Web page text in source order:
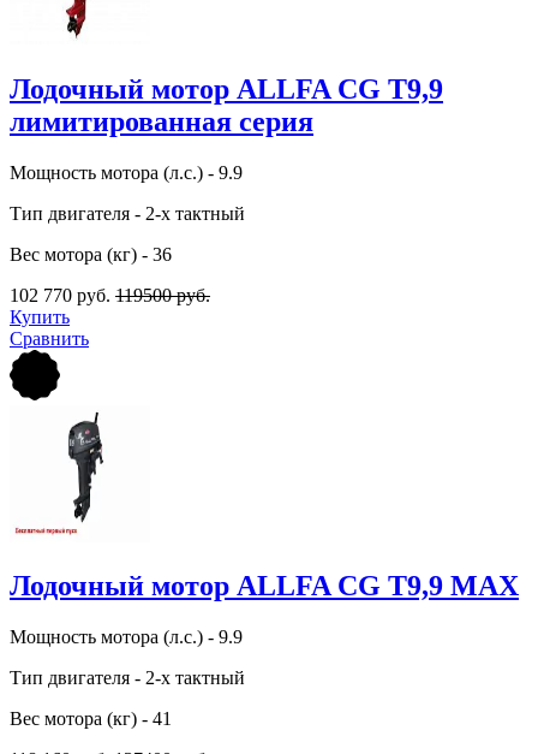
Лодочный мотор ALLFA CG T9,9
лимитированная серия
Мощность мотора (л.с.) - 9.9
Тип двигателя - 2-х тактный
Вес мотора (кг) - 36
102 770 руб. 119500 руб.
Купить
Сравнить
Лодочный мотор ALLFA CG Т9,9 MAX
Мощность мотора (л.с.) - 9.9
Тип двигателя - 2-х тактный
Вес мотора (кг) - 41